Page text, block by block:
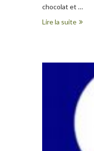
chocolat et …
Lire la suite